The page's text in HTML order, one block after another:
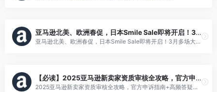
亚马逊北美、欧洲春促，日本Smile Sale即将开启！3月多场大促来袭！
亚马逊北美、欧洲春促，日本Smile Sale即将开启！3月多场大促来袭！
【必读】2025亚马逊新卖家资质审核全攻略，官方申诉指南+高频答疑！
2025亚马逊新卖家资质审核全攻略，官方申诉指南+高频答疑！ 原创 亚马逊全球开店 亚马逊全球开店 2025年04月01日 12:48